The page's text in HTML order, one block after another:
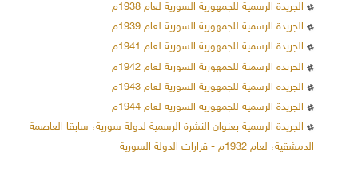
الجريدة الرسمية للجمهورية السورية لعام 1938م
الجريدة الرسمية للجمهورية السورية لعام 1939م
الجريدة الرسمية للجمهورية السورية لعام 1941م
الجريدة الرسمية للجمهورية السورية لعام 1942م
الجريدة الرسمية للجمهورية السورية لعام 1943م
الجريدة الرسمية للجمهورية السورية لعام 1944م
الجريدة الرسمية بعنوان النشرة الرسمية لدولة سورية، سابقا العاصمة
الدمشقية، لعام 1932م - قرارات الدولة السورية